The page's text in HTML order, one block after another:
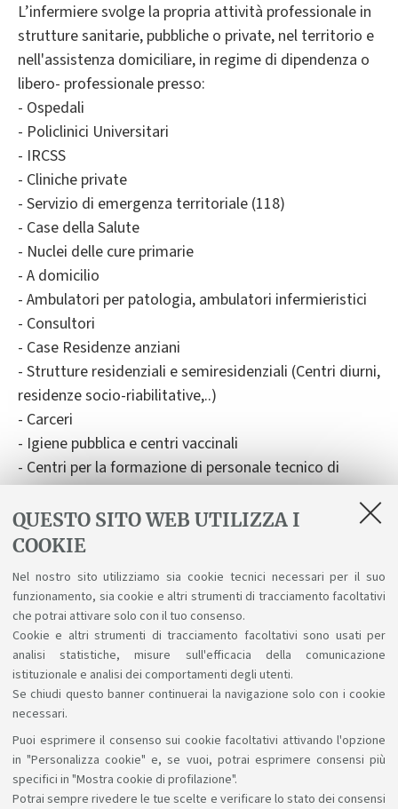
QUESTO SITO WEB UTILIZZA I
COOKIE
Nel nostro sito utilizziamo sia cookie tecnici necessari per il suo
funzionamento, sia cookie e altri strumenti di tracciamento facoltativi
che potrai attivare solo con il tuo consenso.
Cookie e altri strumenti di tracciamento facoltativi sono usati per
analisi statistiche, misure sull'efficacia della comunicazione
istituzionale e analisi dei comportamenti degli utenti.
Se chiudi questo banner continuerai la navigazione solo con i cookie
necessari.
Puoi esprimere il consenso sui cookie facoltativi attivando l'opzione
in "Personalizza cookie" e, se vuoi, potrai esprimere consensi più
specifici in "Mostra cookie di profilazione".
Potrai sempre rivedere le tue scelte e verificare lo stato dei consensi
L’infermiere svolge la propria attività professionale in
strutture sanitarie, pubbliche o private, nel territorio e
nell'assistenza domiciliare, in regime di dipendenza o
libero- professionale presso:
- Ospedali
- Policlinici Universitari
- IRCSS
- Cliniche private
- Servizio di emergenza territoriale (118)
- Case della Salute
- Nuclei delle cure primarie
- A domicilio
- Ambulatori per patologia, ambulatori infermieristici
- Consultori
- Case Residenze anziani
- Strutture residenziali e semiresidenziali (Centri diurni,
residenze socio-riabilitative,..)
- Carceri
- Igiene pubblica e centri vaccinali
- Centri per la formazione di personale tecnico di
Proseguire gli studi
Da' accesso agli studi di secondo ciclo (laurea
specialistica/magistrale) e master universitario di
primo livello.
Sosteniamo il diritto alla conoscenza
Seguici su: